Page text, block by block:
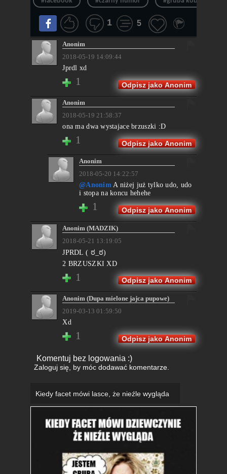
1 5
Anonim
2018-05-19 14:09:44
Jprdl xd
1 Odpisz jako Anonim
Anonim
2018-05-19 21:58:37
ona ma dwa wystajace brzuszki :D
1 Odpisz jako Anonim
Anonim
2018-05-20 14:22:57
@Anonim A niżej już tylko udo, udo
i stopa na koncu hehehe
1 Odpisz jako Anonim
Anonim (MADZIK)
2018-05-21 13:19:05
JPRDL ( ಠ_ಠ)
2 BRZUSZKI XD
1 Odpisz jako Anonim
Anonim (Dupa mielone jajca pupowe)
2019-03-13 01:59:50
Xd
1 Odpisz jako Anonim
Komentuj bez logowania :)
Zaloguj się, by móc dodawać komentarze.
Kiedy facet mówi lasce, że nieźle wygląda